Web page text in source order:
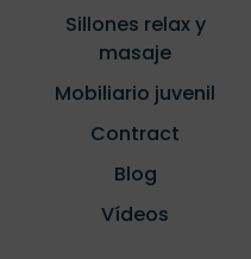
Sillones relax y
masaje
Mobiliario juvenil
Contract
Blog
Vídeos